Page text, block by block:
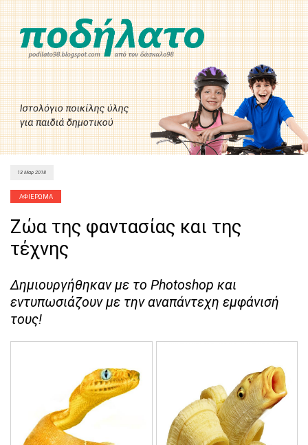
13 Μαρ 2018
Ζώα της φαντασίας και της
τέχνης
Δημιουργήθηκαν με το Photoshop και
εντυπωσιάζουν με την αναπάντεχη εμφάνισή
τους!